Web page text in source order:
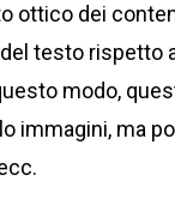
ottico dei
testo rispetto
modo,
immagini, ma